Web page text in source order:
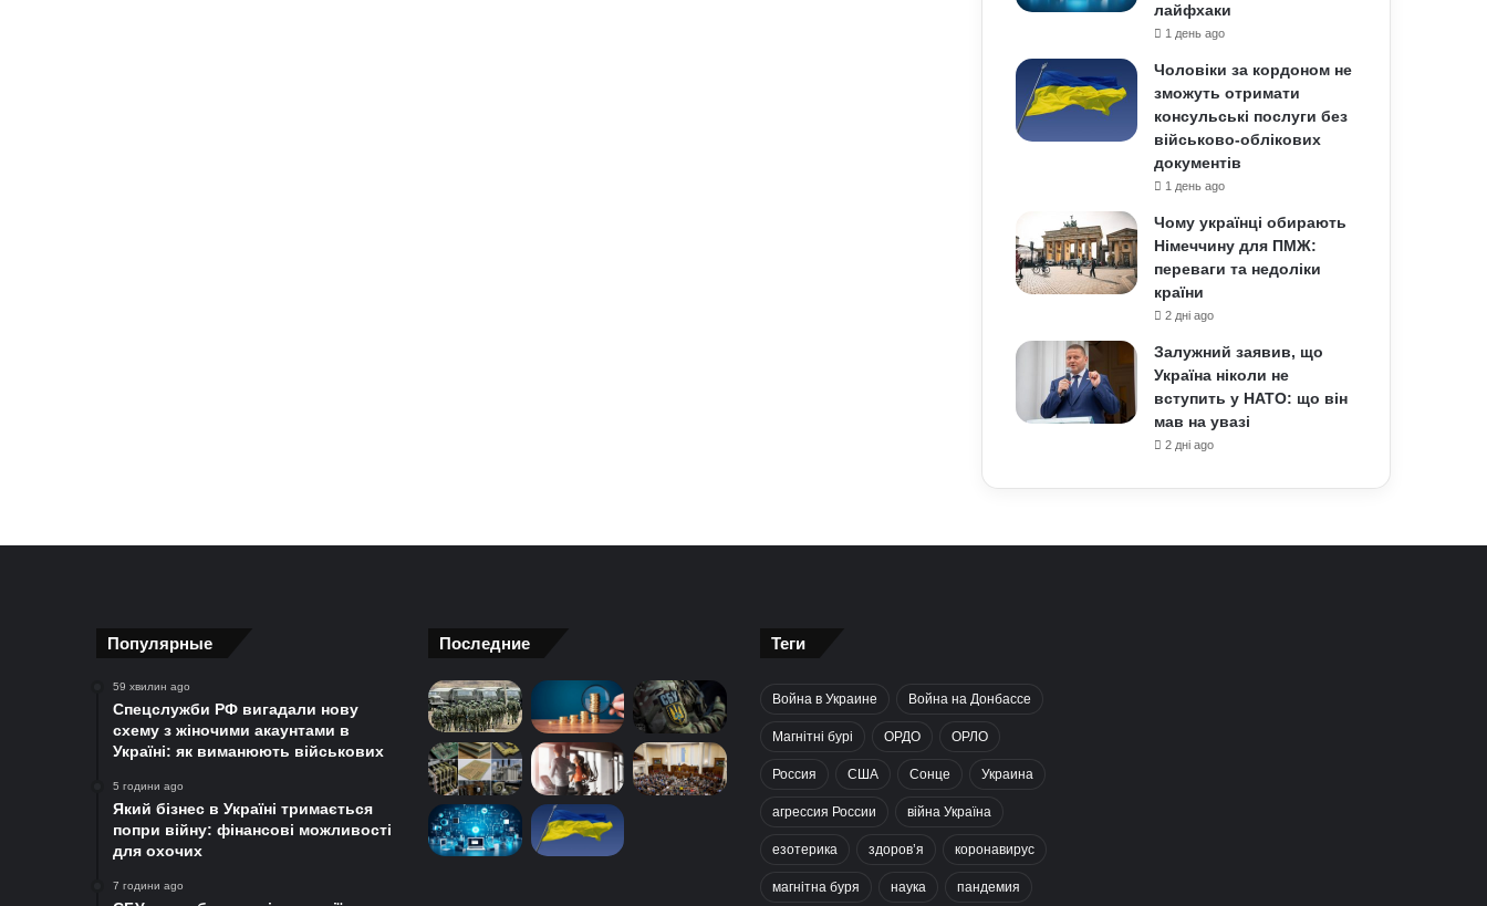
лайфхаки
1 день ago
Чоловіки за кордоном не
зможуть отримати
консульські послуги без
військово-облікових
документів
1 день ago
Чому українці обирають
Німеччину для ПМЖ:
переваги та недоліки
країни
2 дні ago
Залужний заявив, що
Україна ніколи не
вступить у НАТО: що він
мав на увазі
2 дні ago
Популярные
59 хвилин ago
Спецслужби РФ вигадали нову
схему з жіночими акаунтами в
Україні: як виманюють військових
5 години ago
Який бізнес в Україні тримається
попри війну: фінансові можливості
для охочих
7 години ago
Последние Теги
Война в Украине Война на Донбассе
Магнітні бурі ОРДО ОРЛО
Россия США Сонце Украина
агрессия России війна Україна
езотерика здоров’я коронавирус
магнітна буря наука пандемия